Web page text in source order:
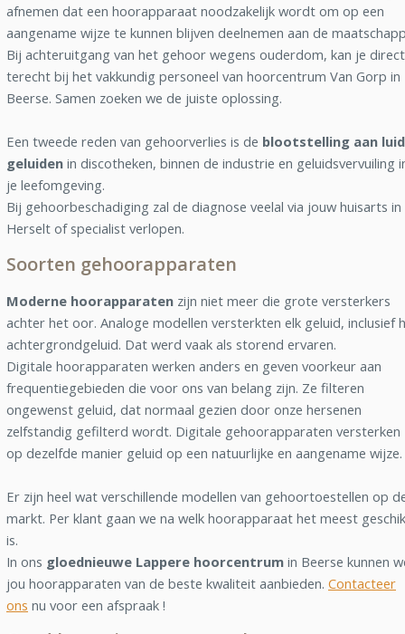
afnemen dat een hoorapparaat noodzakelijk wordt om op een
aangename wijze te kunnen blijven deelnemen aan de
Bij achteruitgang van het gehoor wegens ouderdom, kan je direct
terecht bij het vakkundig personeel van hoorcentrum Van Gorp in
Beerse. Samen zoeken we de juiste oplossing.
Een tweede reden van gehoorverlies is de blootstelling aan
geluiden in discotheken, binnen de industrie en geluidsvervuiling
je leefomgeving.
Bij gehoorbeschadiging zal de diagnose veelal via jouw huisarts in
Herselt of specialist verlopen.
Soorten gehoorapparaten
Moderne hoorapparaten zijn niet meer die grote versterkers
achter het oor. Analoge modellen versterkten elk geluid, inclusief
achtergrondgeluid. Dat werd vaak als storend ervaren.
Digitale hoorapparaten werken anders en geven voorkeur aan
frequentiegebieden die voor ons van belang zijn. Ze filteren
ongewenst geluid, dat normaal gezien door onze hersenen
zelfstandig gefilterd wordt. Digitale gehoorapparaten versterken
op dezelfde manier geluid op een natuurlijke en aangename wijze.
Er zijn heel wat verschillende modellen van gehoortoestellen op
markt. Per klant gaan we na welk hoorapparaat het meest
is.
In ons gloednieuwe Lappere hoorcentrum in Beerse kunnen
jou hoorapparaten van de beste kwaliteit aanbieden. Contacteer
ons nu voor een afspraak !